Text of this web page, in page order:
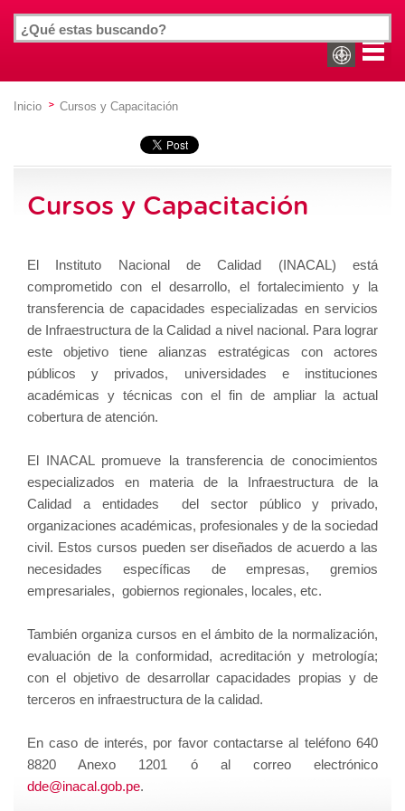
Inicio Cursos y Capacitación
Cursos y Capacitación
El Instituto Nacional de Calidad (INACAL) está
comprometido con el desarrollo, el fortalecimiento y la
transferencia de capacidades especializadas en servicios
de Infraestructura de la Calidad a nivel nacional. Para lograr
este objetivo tiene alianzas estratégicas con actores
públicos y privados, universidades e instituciones
académicas y técnicas con el fin de ampliar la actual
cobertura de atención.
El INACAL promueve la transferencia de conocimientos
especializados en materia de la Infraestructura de la
Calidad a entidades del sector público y privado,
organizaciones académicas, profesionales y de la sociedad
civil. Estos cursos pueden ser diseñados de acuerdo a las
necesidades específicas de empresas, gremios
empresariales, gobiernos regionales, locales, etc.
También organiza cursos en el ámbito de la normalización,
evaluación de la conformidad, acreditación y metrología;
con el objetivo de desarrollar capacidades propias y de
terceros en infraestructura de la calidad.
En caso de interés, por favor contactarse al teléfono 640
8820 Anexo 1201 ó al correo electrónico
dde@inacal.gob.pe.